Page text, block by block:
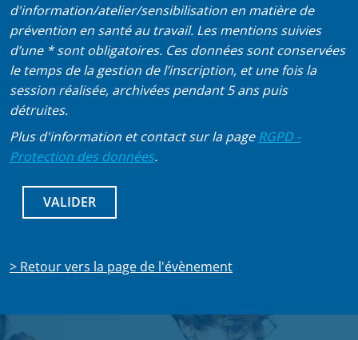
d'information/atelier/sensibilisation en matière de
prévention en santé au travail. Les mentions suivies
d’une * sont obligatoires. Ces données sont conservées
le temps de la gestion de l’inscription, et une fois la
session réalisée, archivées pendant 5 ans puis
détruites.
Plus d'information et contact sur la pageRGPD -
Protection des données.
> Retour vers la page de l'évènement